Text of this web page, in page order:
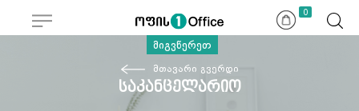
0
მიგვწერეთ
მთავარი გვერდი
საკანცელარიო